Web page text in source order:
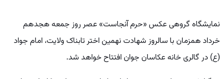
نمایشگاه گروهی عکس «حرم آنجاست» عصر روز جمعه هجدهم
خرداد همزمان با سالروز شهادت نهمین اختر تابناک ولایت، امام جواد
(ع) در گالری خانه عکاسان جوان افتتاح خواهد شد.